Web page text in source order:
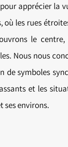
apprécier la
où les rues
le
Nous nous
symboles
et les
ses environs.